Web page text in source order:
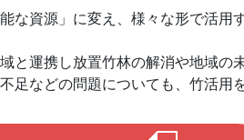
資源」に変え、様々な形で活用
運携し放置竹林の解消や地域の
などの問題についても、竹活用